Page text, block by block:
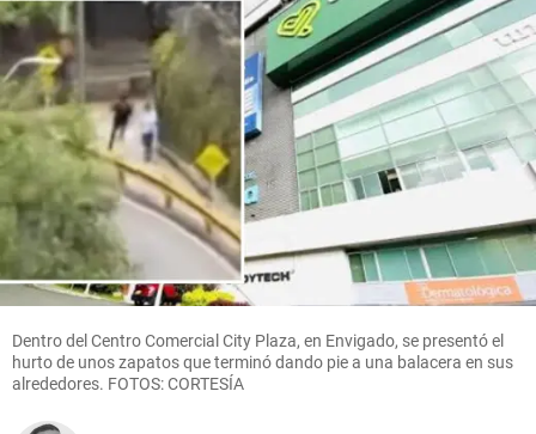
Dentro del Centro Comercial City Plaza, en Envigado, se presentó el
hurto de unos zapatos que terminó dando pie a una balacera en sus
alrededores. FOTOS: CORTESÍA